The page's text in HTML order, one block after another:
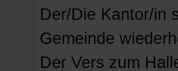
Der/Die Kantor/in
Gemeinde
Der Vers zum